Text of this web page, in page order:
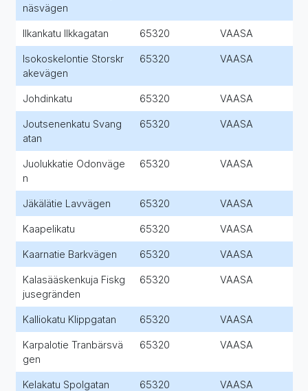
näsvägen
Ilkankatu Ilkkagatan 65320 VAASA
Isokoskelontie Storskr
akevägen
65320 VAASA
Johdinkatu 65320 VAASA
Joutsenenkatu Svang
atan
65320 VAASA
Juolukkatie Odonväge
n
65320 VAASA
Jäkälätie Lavvägen 65320 VAASA
Kaapelikatu 65320 VAASA
Kaarnatie Barkvägen 65320 VAASA
Kalasääskenkuja Fiskg
jusegränden
65320 VAASA
Kalliokatu Klippgatan 65320 VAASA
Karpalotie Tranbärsvä
gen
65320 VAASA
Kelakatu Spolgatan 65320 VAASA